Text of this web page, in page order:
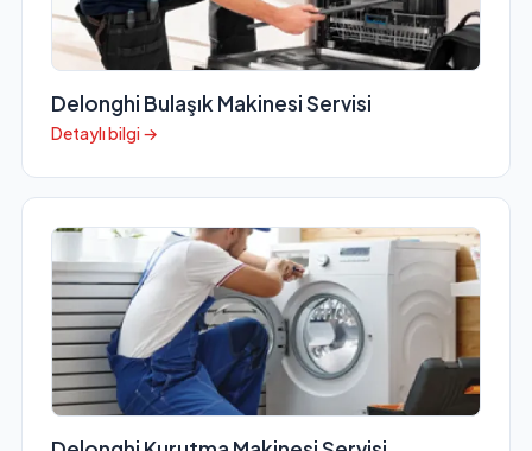
Delonghi Bulaşık Makinesi Servisi
Detaylı bilgi →